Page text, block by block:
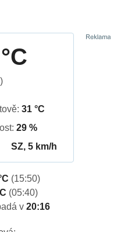
31 °C
29 %
SZ, 5 km/h
(15:50)
(05:40)
v20:16